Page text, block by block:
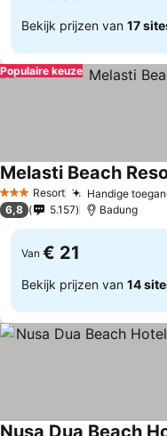
Bekijk prijzen van 17
Populaire keuze
3 SterrenResort Handige
Melasti Beach
6,8 5.157 Badung
Van € 21
Bekijk prijzen van 14